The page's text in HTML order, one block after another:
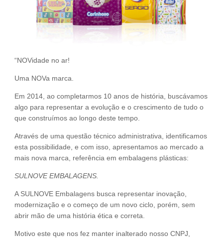
“NOVidade no ar!
Uma NOVa marca.
Em 2014, ao completarmos 10 anos de história, buscávamos
algo para representar a evolução e o crescimento de tudo o
que construímos ao longo deste tempo.
Através de uma questão técnico administrativa, identificamos
esta possibilidade, e com isso, apresentamos ao mercado a
mais nova marca, referência em embalagens plásticas:
SULNOVE EMBALAGENS.
A SULNOVE Embalagens busca representar inovação,
modernização e o começo de um novo ciclo, porém, sem
abrir mão de uma história ética e correta.
Motivo este que nos fez manter inalterado nosso CNPJ,